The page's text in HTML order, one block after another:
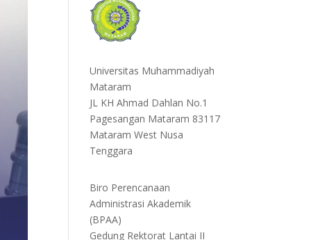
Universitas Muhammadiyah
Mataram
JL KH Ahmad Dahlan No.1
Pagesangan Mataram 83117
Mataram West Nusa
Tenggara
Biro Perencanaan
Administrasi Akademik
(BPAA)
Gedung Rektorat Lantai II